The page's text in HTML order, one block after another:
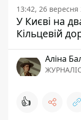
13:42, 26 вересня
У Києві на
Кільцевій
Аліна
👍